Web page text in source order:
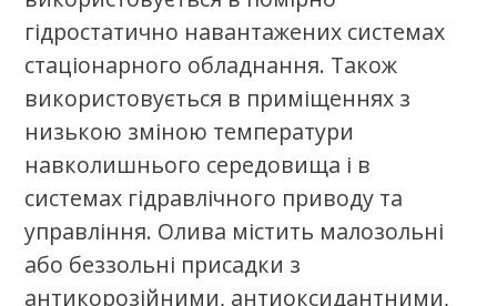
гідравлічних і циркуляційних систем.
Застосовується в сільському
господарстві для машин і тракторів, де
використовуються гідравлічні системи, а
також в будівельних машинах,
наприклад екскаватори або
Якісні продукти.
Найкращий сервіс.